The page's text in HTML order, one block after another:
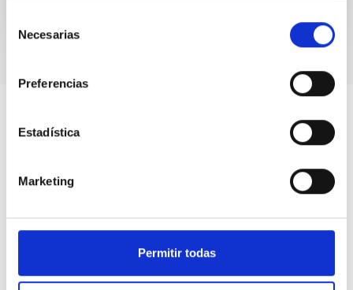
Necesarias
Preferencias
Estadística
Marketing
Permitir todas